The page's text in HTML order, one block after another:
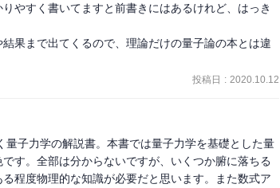
やすく書いてますと前書きにはあるけれど、はっき
果まで出てくるので、理論だけの量子論の本とは違
投稿日 : 2020.10.12
子力学の解説書。本書では量子力学を基礎とした量
す。全部は分からないですが、いくつか腑に落ちる
程度物理的な知識が必要だと思います。また数式ア